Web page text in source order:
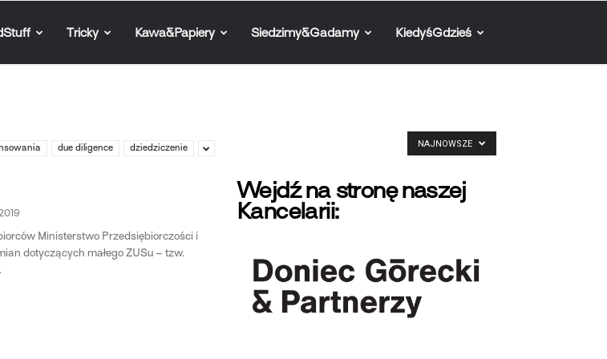
Tricky Kawa&Papiery Siedzimy&Gadamy KiedyśGdzieś
due diligence dziedziczenie NAJNOWSZE
Ministerstwo Przedsiębiorczości i
dotyczących małego ZUSu – tzw.
Wejdź na stronę naszej
Kancelarii: